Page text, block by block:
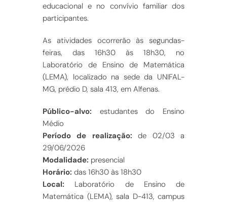
educacional e no convívio familiar dos
participantes.
As atividades ocorrerão às segundas-
feiras, das 16h30 às 18h30, no
Laboratório de Ensino de Matemática
(LEMA), localizado na sede da UNIFAL-
MG, prédio D, sala 413, em Alfenas.
Público-alvo: estudantes do Ensino
Médio
Período de realização: de 02/03 a
29/06/2026
Modalidade: presencial
Horário: das 16h30 às 18h30
Local: Laboratório de Ensino de
Matemática (LEMA), sala D-413, campus